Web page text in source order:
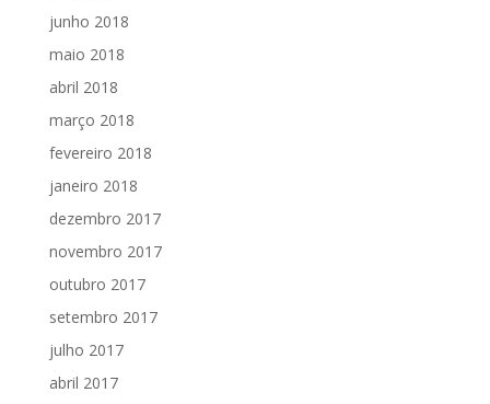
junho 2018
maio 2018
abril 2018
março 2018
fevereiro 2018
janeiro 2018
dezembro 2017
novembro 2017
outubro 2017
setembro 2017
julho 2017
abril 2017